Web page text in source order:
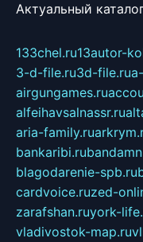
Актуальный
133chel.ru13autor-
3-d-file.ru3d-file.ru
airgungames.ru
alfeihavsalnassr.ru
aria-family.ru
bankaribi.ru
blagodarenie-spb.ru
cardvoice.ruzed-
zarafshan.ruyork-
vladivostok-map.ru